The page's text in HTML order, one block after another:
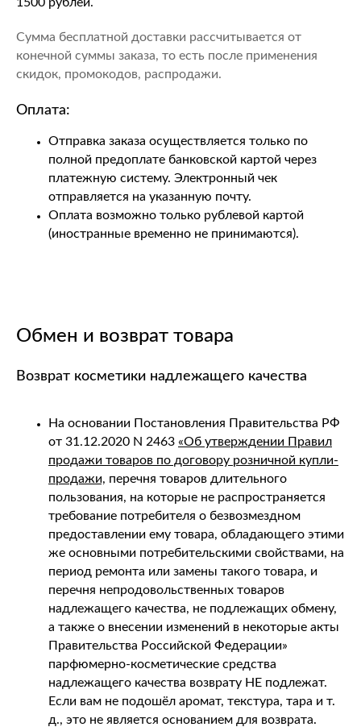
Сумма бесплатной доставки рассчитывается от
конечной суммы заказа, то есть после применения
скидок, промокодов, распродажи.
Оплата:
Отправка заказа осуществляется только по
полной предоплате банковской картой через
платежную систему. Электронный чек
отправляется на указанную почту.
Оплата возможно только рублевой картой
(иностранные временно не принимаются).
Обмен и возврат товара
Возврат косметики надлежащего качества
На основании Постановления Правительства РФ
от 31.12.2020 N 2463 «Об утверждении Правил
продажи товаров по договору розничной купли-
продажи, перечня товаров длительного
пользования, на которые не распространяется
требование потребителя о безвозмездном
предоставлении ему товара, обладающего этими
же основными потребительскими свойствами, на
период ремонта или замены такого товара, и
перечня непродовольственных товаров
надлежащего качества, не подлежащих обмену,
а также о внесении изменений в некоторые акты
Правительства Российской Федерации»
парфюмерно-косметические средства
надлежащего качества возврату НЕ подлежат.
Если вам не подошёл аромат, текстура, тара и т.
д., это не является основанием для возврата.
доставка и оплата
инстаграм
нажимая кнопку "подписаться", вы соглашаетесь
с политикой обработки данных.
контакты
подписаться →
подпишитесь и будьте в курсе
последних акций и новинок
корпоративные подарки
выпуск под стм